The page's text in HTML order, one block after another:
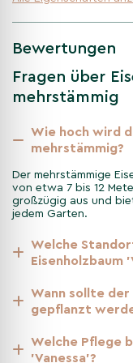
Knospenanlagen
winterhart.
Frühling
vor dem
Sommer
Dichtes, gesundes
Herbst
Frühe und
Violett – lange
Bewertungen
Fragen über
mehrstämmig
Wie hoch wird
mehrstämmig?
Der mehrstämmige
von etwa 7 bis 12
großzügig aus und
jedem Garten.
Welche
Eisenholzbaum
Wann sollte der
gepflanzt
Welche Pflege
'Vanessa'?